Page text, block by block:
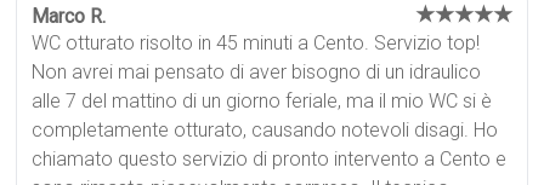
Marco R. ★★★★★
WC otturato risolto in 45 minuti a Cento. Servizio top!
Non avrei mai pensato di aver bisogno di un idraulico
alle 7 del mattino di un giorno feriale, ma il mio WC si è
completamente otturato, causando notevoli disagi. Ho
chiamato questo servizio di pronto intervento a Cento e